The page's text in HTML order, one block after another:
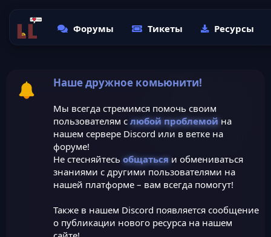
Форумы Тикеты Ресурсы
Наше дружное комьюнити!
Мы всегда стремимся помочь своим
пользователям с любой проблемойна
нашем сервере Discord или в ветке на
форуме!
Не стесняйтесь общатьсяи обмениваться
знаниями с другими пользователями на
нашей платформе – вам всегда помогут!
Также в нашем Discord появляется сообщение
о публикации нового ресурса на нашем